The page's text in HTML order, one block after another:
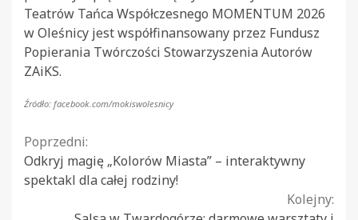
Teatrów Tańca Współczesnego MOMENTUM 2026
w Oleśnicy jest współfinansowany przez Fundusz
Popierania Twórczości Stowarzyszenia Autorów
ZAiKS.
Źródło: facebook.com/mokiswolesnicy
Continue
Reading
Poprzedni:
Odkryj magię „Kolorów Miasta” – interaktywny
spektakl dla całej rodziny!
Kolejny: